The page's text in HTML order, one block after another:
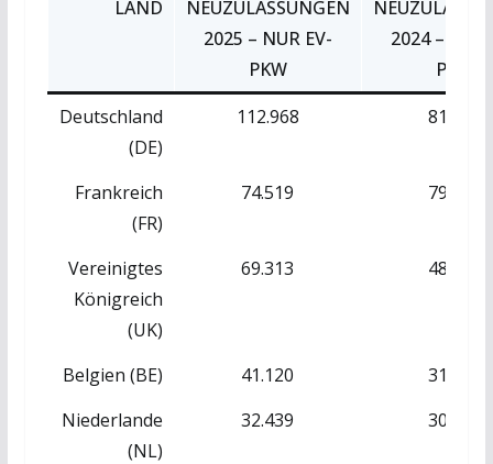
LAND
NEUZULASSUNGEN
2025 – NUR EV-
PKW
2024 – NUR
PKW
Deutschland
(DE)
112.968 81.337
Frankreich
(FR)
74.519 79.782
Vereinigtes
Königreich
(UK)
69.313 48.388
Belgien (BE) 41.120
31.091
Niederlande
(NL)
32.439 30.057